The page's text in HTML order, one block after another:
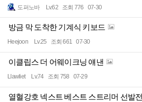
도퍼노바 Lv.62 조회 776 07-30
방금 막 도착한 기계식 키보드
Heejoon Lv.25 조회 661 07-30
이클립스 더 어웨이크닝 얘낸
Llawliet Lv.74 조회 758 07-29
열혈강호 넥스트 베스트 스트리머 선발전